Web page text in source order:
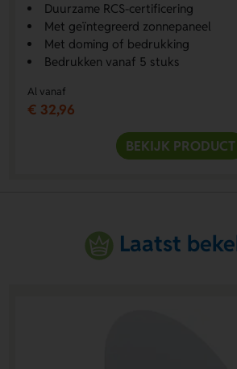
Duurzame RCS-certificering
Met geïntegreerd zonnepaneel
Met doming of bedrukking
Bedrukken vanaf 5 stuks
Al vanaf
€ 32,96
BEKIJK PRODUCT
Laatst